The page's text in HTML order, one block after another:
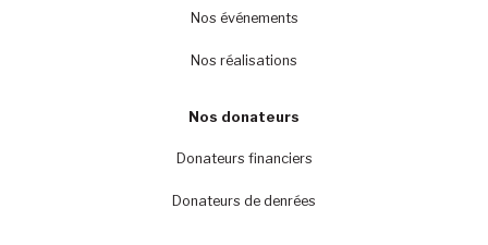
Nos événements
Nos réalisations
Nos donateurs
Donateurs financiers
Donateurs de denrées